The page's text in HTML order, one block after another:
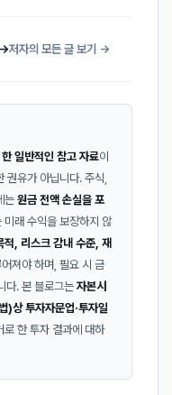
→저자의 모든 글 보기 →
일반적인 참고 자료이
권유가 아닙니다. 주식,
는 원금 전액 손실을 포
미래 수익을 보장하지 않
적, 리스크 감내 수준, 재
어져야 하며, 필요 시 금
다. 본 블로그는 자본시
)상 투자자문업·투자일
로 한 투자 결과에 대하